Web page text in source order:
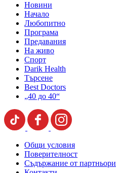
Новини
Начало
Любопитно
Програма
Предавания
На живо
Спорт
Darik Health
Търсене
Best Doctors
„40 до 40“
Общи условия
Поверителност
Съдържание от партньори